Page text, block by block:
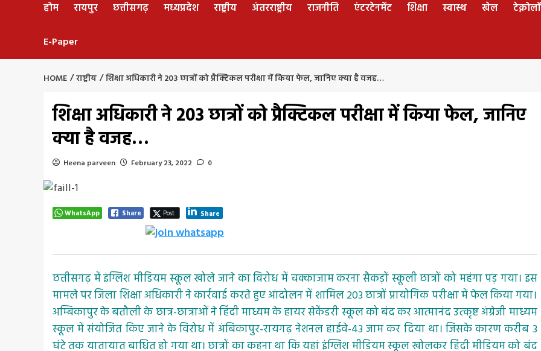
होम रायपुर छत्तीसगढ़ मध्यप्रदेश राष्ट्रीय अंतरराष्ट्रीय राजनीति एंटरटेनमेंट शिक्षा स्वास्थ खेल
E-Paper
HOME राष्ट्रीय शिक्षा अधिकारी ने 203 छात्रों को प्रैक्टिकल परीक्षा में किया फेल, जानिए क्या है वजह…
शिक्षा अधिकारी ने 203 छात्रों को प्रैक्टिकल परीक्षा में किया फेल, जानिए
क्या है वजह…
Heena parveen February 23, 2022 0
WhatsApp Share Post Share
छत्तीसगढ़ में इंग्लिश मीडियम स्कूल खोले जाने का विरोध में चक्काजाम करना सैकड़ों स्कूली छात्रों को महंगा पड़ गया। इस
मामले पर जिला शिक्षा अधिकारी ने कार्रवाई करते हुए आंदोलन में शामिल 203 छात्रों प्रायोगिक परीक्षा में फेल किया गया।
अम्बिकापुर के बतौली के छात्र-छात्राओं ने हिंदी माध्यम के हायर सेकेंडरी स्कूल को बंद कर आत्मानंद उत्कृष्ट अंग्रेजी माध्यम
स्कूल में संयोजित किए जाने के विरोध में अंबिकापुर-रायगढ़ नेशनल हाईवे-43 जाम कर दिया था। जिसके कारण करीब 3
घंटे तक यातायात बाधित हो गया था। छात्रों का कहना था कि यहां इंग्लिश मीडियम स्कूल खोलकर हिंदी मीडियम को बंद